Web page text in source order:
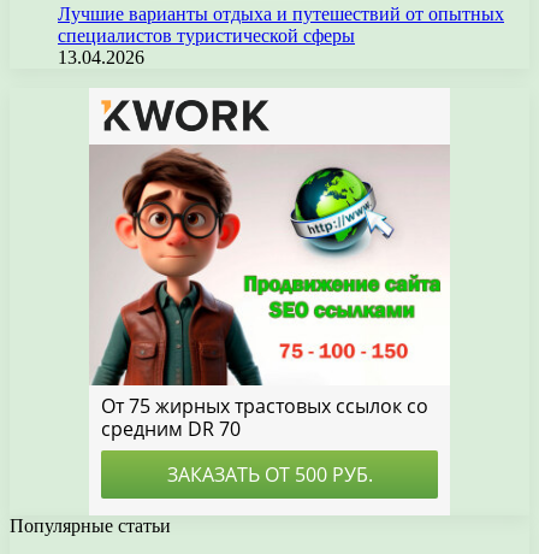
Лучшие варианты отдыха и путешествий от опытных
специалистов туристической сферы
13.04.2026
Популярные статьи